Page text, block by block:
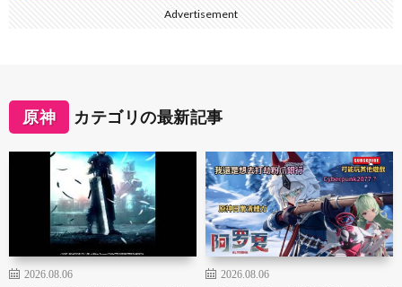
Advertisement
原神 カテゴリの最新記事
2026.08.06 2026.08.06